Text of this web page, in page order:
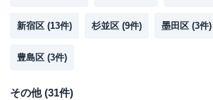
新宿区 (13件) 杉並区 (9件) 墨田区 (3件)
豊島区 (3件)
その他(31件)